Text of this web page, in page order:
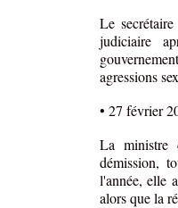
Le
judiciaire
agressions
• 27 février
La ministre
démission,
l'année, elle
alors que la